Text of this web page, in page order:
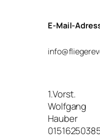
E-Mail-
1.Vorst.
Wolfgang
Hauber